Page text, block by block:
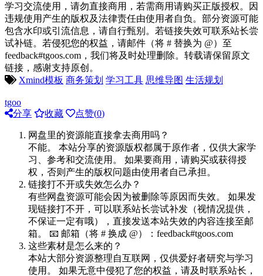
学习交流使用，请勿直接商用，若需商用请购买正版授权。因
违规使用产生的版权及法律责任由使用者自负。部分资源可能
包含水印或引流信息，请自行甄别。若链接失效可联系站长尝
试补链。若侵犯您的权益，请邮件（将 # 替换为 @）至
feedback#tgoos.com，我们将及时处理删除。转载请保留原文
链接，感谢支持原创。
Xmind模板 商务策划 学习工具 思维导图 生活规划
tgoo
分享
收藏 点赞(0)
网盘里的资源能直接拿去商用吗？
不能。 本站分享的资源版权都属于原作者，仅供大家学
习、参考和交流使用。 如果要商用，请购买或获得授
权，否则产生的版权问题由使用者自己承担。
链接打不开或失效怎么办？
有些网盘资源可能会因为被删除等原因而失效。 如果发
现链接打不开，可以联系站长尝试补发（视情况提供，
不保证一定有哦），直接发送本站失效的内容连接至邮
箱。 📧 邮箱（将 # 换成 @）：feedback#tgoos.com
这些素材是怎么来的？
本站大部分资源整理自互联网，仅供爱好者研究与学习
使用。 如果无意中侵犯了您的权益，请及时联系站长，